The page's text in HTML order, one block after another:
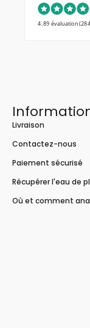
4.89 évaluation
Livraison
Contactez-nous
Paiement sécurisé
Récupérer l'eau de
Où et comment